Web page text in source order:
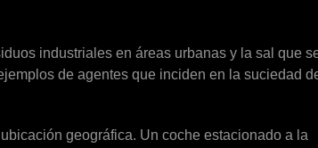
industriales en áreas urbanas y la sal que
de agentes que inciden en la suciedad
geográfica. Un coche estacionado a la